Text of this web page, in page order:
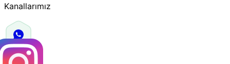
Kanallarımız